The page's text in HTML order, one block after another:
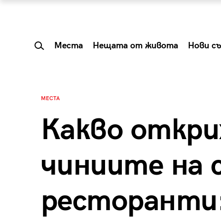
Места Нещата от живота Нови
МЕСТА
Какво
чиниите на
Summer Prelude: как